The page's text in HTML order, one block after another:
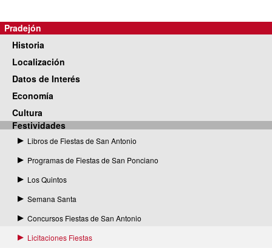
Pradejón
Historia
Localización
Datos de Interés
Economía
Cultura
Festividades
Libros de Fiestas de San Antonio
Programas de Fiestas de San Ponciano
Los Quintos
Semana Santa
Concursos Fiestas de San Antonio
Licitaciones Fiestas